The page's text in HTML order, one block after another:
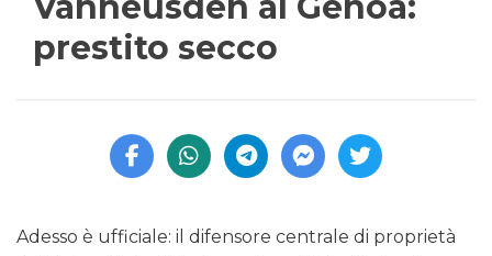
prestito secco
Adesso è ufficiale: il difensore centrale di proprietà